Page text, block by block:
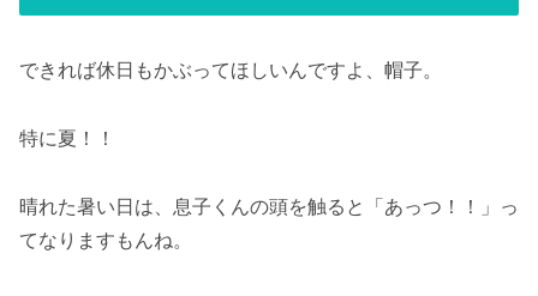
できれば休日もかぶってほしいんですよ、帽子。
特に夏！！
晴れた暑い日は、息子くんの頭を触ると「あっつ！！」っ
てなりますもんね。